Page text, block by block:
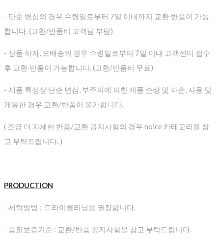
- 단순 변심의 경우 수령일로부터 7일 이내까지 교환∙반품이 가능
합니다. (교환/반품비 고객님 부담)
- 상품 하자, 오배송의 경우 수령일로부터 7일 이내 고객센터 접수
후 교환∙반품이 가능합니다. (교환/반품비 무료)
- 제품 특성상 단순 변심, 부주의에 의한 제품 손상 및 파손, 사용 및
개봉한 경우 교환/반품이 불가합니다.
( 조금 더 자세한 반품/교환 공지사항의 경우 noice 카테고리를 참
고 부탁드립니다. )
PRODUCTION
- 세탁방법 : 드라이클리닝을 권장합니다.
- 품질보증기준 : 교환/반품 공지사항을 참고 부탁드립니다.